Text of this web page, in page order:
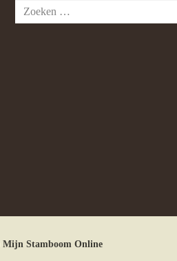
Zoeken
naar:
Mijn Stamboom Online